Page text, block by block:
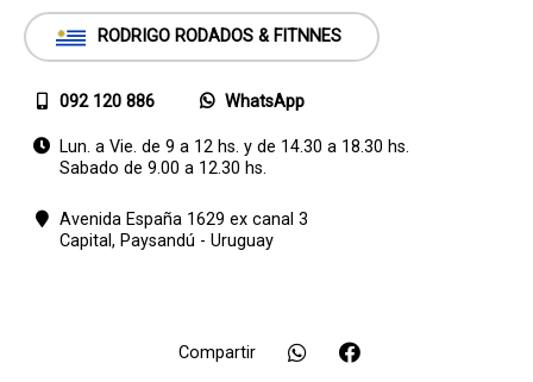
usuarios/visitantes. También podrían usarse cookies
de Terceros que estén presentes en este Weblog,
como anunciantes o publicidad del mismo, con el
relevantes a la Navegación del Usuario en este Sitio
Modificaciones a nuestras Políticas de Privacidad
presente escrito en cualquier momento y sin previo
aviso, siendo su responsabilidad el mantenerse
RODRIGO RODADOS & FITNNES
092 120 886 WhatsApp
Lun. a Vie. de 9 a 12 hs. y de 14.30 a 18.30 hs.
Sabado de 9.00 a 12.30 hs.
Avenida España 1629 ex canal 3
Capital, Paysandú - Uruguay
Compartir